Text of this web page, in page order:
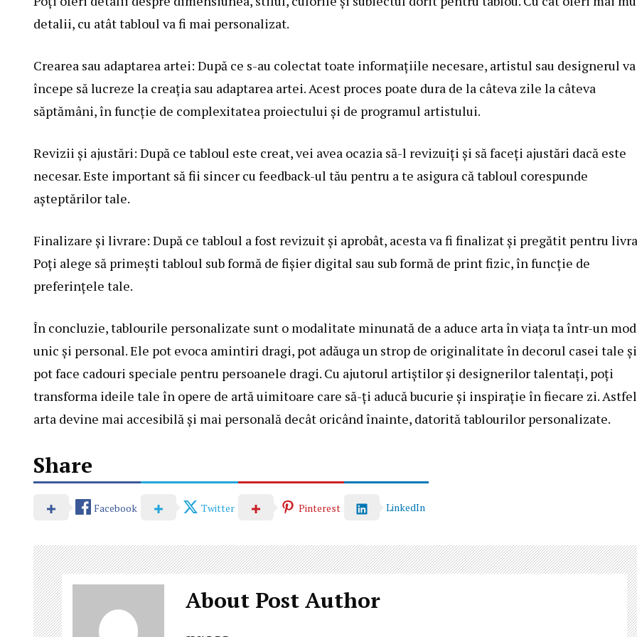
detalii, cu atât tabloul va fi mai personalizat.
Crearea sau adaptarea artei: După ce s-au colectat toate informațiile necesare, artistul sau designerul va
începe să lucreze la creația sau adaptarea artei. Acest proces poate dura de la câteva zile la câteva
săptămâni, în funcție de complexitatea proiectului și de programul artistului.
Revizii și ajustări: După ce tabloul este creat, vei avea ocazia să-l revizuiți și să faceți ajustări dacă este
necesar. Este important să fii sincer cu feedback-ul tău pentru a te asigura că tabloul corespunde
așteptărilor tale.
Finalizare și livrare: După ce tabloul a fost revizuit și aprobât, acesta va fi finalizat și pregătit pentru
Poți alege să primești tabloul sub formă de fișier digital sau sub formă de print fizic, în funcție de
preferințele tale.
În concluzie, tablourile personalizate sunt o modalitate minunată de a aduce arta în viața ta într-un mod
unic și personal. Ele pot evoca amintiri dragi, pot adăuga un strop de originalitate în decorul casei tale și
pot face cadouri speciale pentru persoanele dragi. Cu ajutorul artiștilor și designerilor talentați, poți
transforma ideile tale în opere de artă uimitoare care să-ți aducă bucurie și inspirație în fiecare zi.
arta devine mai accesibilă și mai personală decât oricând înainte, datorită tablourilor personalizate.
Share
Facebook Twitter Pinterest LinkedIn
About Post Author